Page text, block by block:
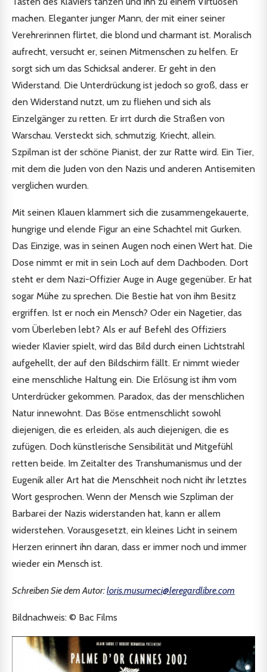
machen. Eleganter junger Mann, der mit einer seiner
Verehrerinnen flirtet, die blond und charmant ist. Moralisch
aufrecht, versucht er, seinen Mitmenschen zu helfen. Er
sorgt sich um das Schicksal anderer. Er geht in den
Widerstand. Die Unterdrückung ist jedoch so groß, dass er
den Widerstand nutzt, um zu fliehen und sich als
Einzelgänger zu retten. Er irrt durch die Straßen von
Warschau. Versteckt sich, schmutzig. Kriecht, allein.
Szpilman ist der schöne Pianist, der zur Ratte wird. Ein Tier,
mit dem die Juden von den Nazis und anderen Antisemiten
verglichen wurden.
Mit seinen Klauen klammert sich die zusammengekauerte,
hungrige und elende Figur an eine Schachtel mit Gurken.
Das Einzige, was in seinen Augen noch einen Wert hat. Die
Dose nimmt er mit in sein Loch auf dem Dachboden. Dort
steht er dem Nazi-Offizier Auge in Auge gegenüber. Er hat
sogar Mühe zu sprechen. Die Bestie hat von ihm Besitz
ergriffen. Ist er noch ein Mensch? Oder ein Nagetier, das
vom Überleben lebt? Als er auf Befehl des Offiziers
wieder Klavier spielt, wird das Bild durch einen Lichtstrahl
aufgehellt, der auf den Bildschirm fällt. Er nimmt wieder
eine menschliche Haltung ein. Die Erlösung ist ihm vom
Unterdrücker gekommen. Paradox, das der menschlichen
Natur innewohnt. Das Böse entmenschlicht sowohl
diejenigen, die es erleiden, als auch diejenigen, die es
zufügen. Doch künstlerische Sensibilität und Mitgefühl
retten beide. Im Zeitalter des Transhumanismus und der
Eugenik aller Art hat die Menschheit noch nicht ihr letztes
Wort gesprochen. Wenn der Mensch wie Szpliman der
Barbarei der Nazis widerstanden hat, kann er allem
widerstehen. Vorausgesetzt, ein kleines Licht in seinem
Herzen erinnert ihn daran, dass er immer noch und immer
wieder ein Mensch ist.
Schreiben Sie dem Autor:loris.musumeci@leregardlibre.com
Bildnachweis: © Bac Films